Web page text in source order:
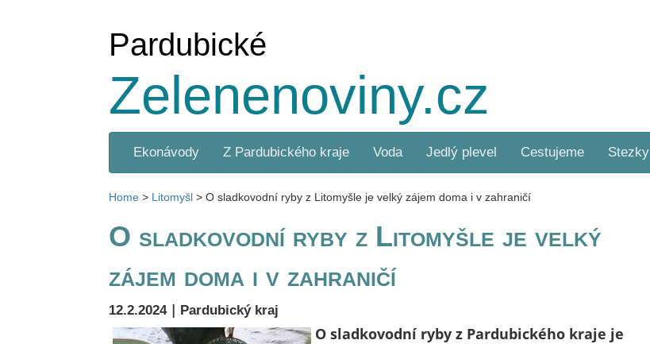
Pardubické
Zelenenoviny.cz
Ekonávody Z Pardubického kraje Voda Jedlý plevel Cestujeme Stezky
Home > Litomyšl > O sladkovodní ryby z Litomyšle je velký zájem doma i v zahraničí
O sladkovodní ryby z Litomyšle je velký
zájem doma i v zahraničí
12.2.2024| Pardubický kraj
O sladkovodní ryby z Pardubického kraje je